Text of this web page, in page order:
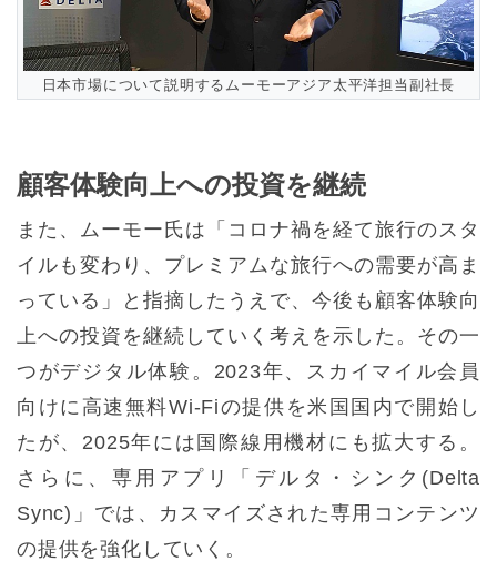
日本市場について説明するムーモーアジア太平洋担当副社長
顧客体験向上への投資を継続
また、ムーモー氏は「コロナ禍を経て旅行のスタ
イルも変わり、プレミアムな旅行への需要が高ま
っている」と指摘したうえで、今後も顧客体験向
上への投資を継続していく考えを示した。その一
つがデジタル体験。2023年、スカイマイル会員
向けに高速無料Wi-Fiの提供を米国国内で開始し
たが、2025年には国際線用機材にも拡大する。
さらに、専用アプリ「デルタ・シンク(Delta
Sync)」では、カスマイズされた専用コンテンツ
の提供を強化していく。